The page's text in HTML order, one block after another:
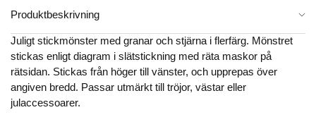
Produktbeskrivning
Juligt stickmönster med granar och stjärna i flerfärg. Mönstret
stickas enligt diagram i slätstickning med räta maskor på
rätsidan. Stickas från höger till vänster, och upprepas över
angiven bredd. Passar utmärkt till tröjor, västar eller
julaccessoarer.